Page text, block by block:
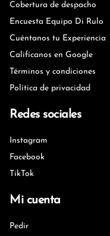
Cobertura de despacho
Encuesta Equipo Di Rulo
Cuéntanos tu Experiencia
Califícanos en Google
Términos y condiciones
Política de privacidad
Redes sociales
Instagram
Facebook
TikTok
Mi cuenta
Pedir